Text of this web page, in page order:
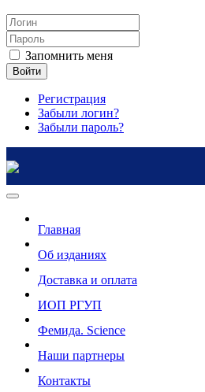
Запомнить меня
Войти
Регистрация
Забыли логин?
Забыли пароль?
Главная
Об изданиях
Доставка и оплата
ИОП РГУП
Фемида. Science
Наши партнеры
Контакты